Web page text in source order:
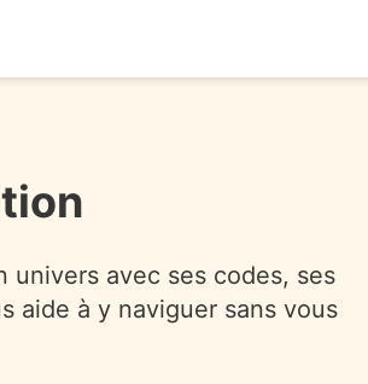
univers avec ses codes, ses
aide à y naviguer sans vous